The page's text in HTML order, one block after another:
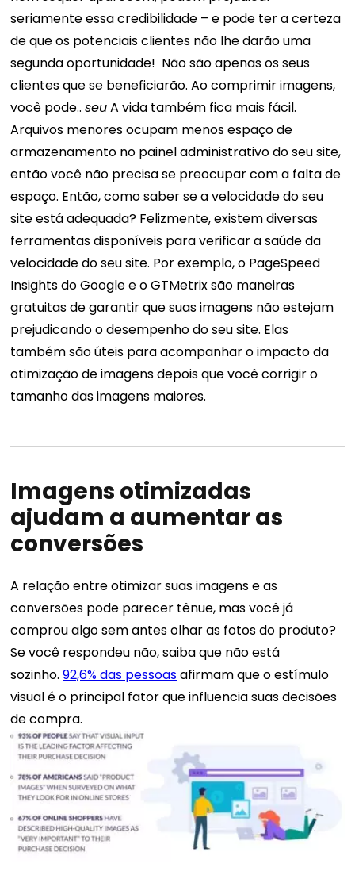
seriamente essa credibilidade – e pode ter a certeza
de que os potenciais clientes não lhe darão uma
segunda oportunidade! Não são apenas os seus
clientes que se beneficiarão. Ao comprimir imagens,
você pode..seuA vida também fica mais fácil.
Arquivos menores ocupam menos espaço de
armazenamento no painel administrativo do seu site,
então você não precisa se preocupar com a falta de
espaço. Então, como saber se a velocidade do seu
site está adequada? Felizmente, existem diversas
ferramentas disponíveis para verificar a saúde da
velocidade do seu site. Por exemplo, o PageSpeed ​​
Insights do Google e o GTMetrix são maneiras
gratuitas de garantir que suas imagens não estejam
prejudicando o desempenho do seu site. Elas
também são úteis para acompanhar o impacto da
otimização de imagens depois que você corrigir o
tamanho das imagens maiores.
Imagens otimizadas
ajudam a aumentar as
conversões
A relação entre otimizar suas imagens e as
conversões pode parecer tênue, mas você já
comprou algo sem antes olhar as fotos do produto?
Se você respondeu não, saiba que não está
sozinho.92,6% das pessoasafirmam que o estímulo
visual é o principal fator que influencia suas decisões
de compra.